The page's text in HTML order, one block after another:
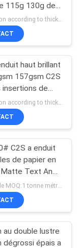
115g 130g des
panneau
couverture
negociation according to thickness, size and quantity MOQ:1 tonne pour la taille normale, 10 tonnes pour la taille spéciale
haut brillant
157gsm C2S
insertions de
720 *
negociation according to thickness,size and quantity MOQ:10 petit pain pour la taille normale, petit pain 50 pour la taille spéciale
C2S a enduit
de papier en
Text And
* 38 pouces
au double lustre
dégrossi épais a